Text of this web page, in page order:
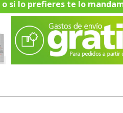
o si lo prefieres te lo